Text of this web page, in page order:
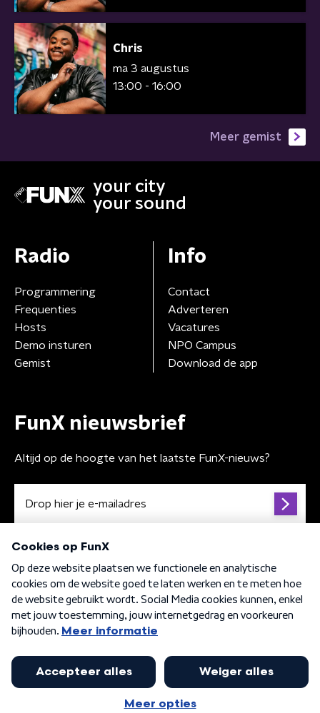
Chris
ma 3 augustus
13:00 - 16:00
Meer gemist
your city
your sound
Radio
Programmering
Frequenties
Hosts
Demo insturen
Gemist
Info
Contact
Adverteren
Vacatures
NPO Campus
Download de app
FunX nieuwsbrief
Altijd op de hoogte van het laatste FunX-nieuws?
Algemene voorwaarden Privacybeleid